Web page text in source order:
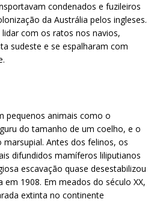
condenados e fuzileiros
da Austrália pelos ingleses.
com os ratos nos navios,
sudeste e se espalharam com
pequenos animais como o
do tamanho de um coelho, e o
marsupial. Antes dos felinos, os
difundidos mamíferos liliputianos
escavação quase desestabilizou
1908. Em meados do século XX,
extinta no continente